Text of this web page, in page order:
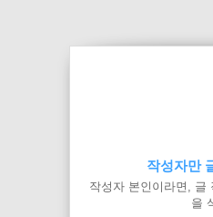
작성자만
작성자 본인이라면, 글
을